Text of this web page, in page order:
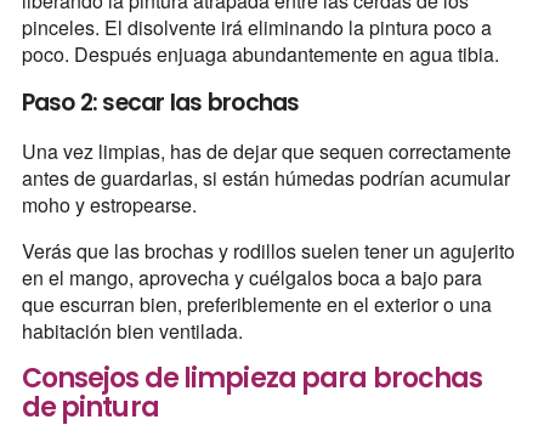
pinceles. El disolvente irá eliminando la pintura poco a
poco. Después enjuaga abundantemente en agua tibia.
Paso 2: secar las brochas
Una vez limpias, has de dejar que sequen correctamente
antes de guardarlas, si están húmedas podrían acumular
moho y estropearse.
Verás que las brochas y rodillos suelen tener un agujerito
en el mango, aprovecha y cuélgalos boca a bajo para
que escurran bien, preferiblemente en el exterior o una
habitación bien ventilada.
Consejos de limpieza para brochas
de pintura